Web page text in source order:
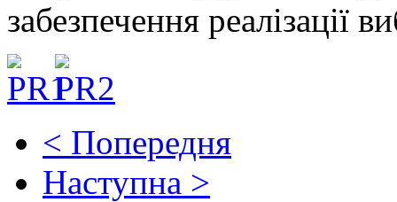
забезпечення реалізації
< Попередня
Наступна >